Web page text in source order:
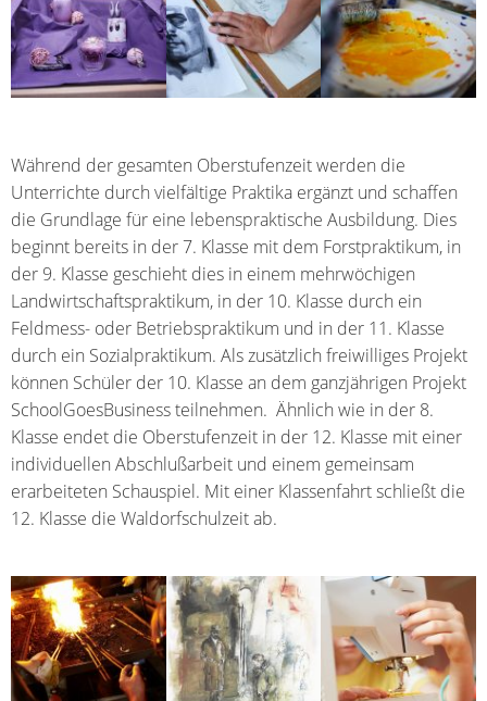
Während der gesamten Oberstufenzeit werden die
Unterrichte durch vielfältige Praktika ergänzt und schaffen
die Grundlage für eine lebenspraktische Ausbildung. Dies
beginnt bereits in der 7. Klasse mit dem Forstpraktikum, in
der 9. Klasse geschieht dies in einem mehrwöchigen
Landwirtschaftspraktikum, in der 10. Klasse durch ein
Feldmess- oder Betriebspraktikum und in der 11. Klasse
durch ein Sozialpraktikum. Als zusätzlich freiwilliges Projekt
können Schüler der 10. Klasse an dem ganzjährigen Projekt
SchoolGoesBusiness teilnehmen. Ähnlich wie in der 8.
Klasse endet die Oberstufenzeit in der 12. Klasse mit einer
individuellen Abschlußarbeit und einem gemeinsam
erarbeiteten Schauspiel. Mit einer Klassenfahrt schließt die
12. Klasse die Waldorfschulzeit ab.